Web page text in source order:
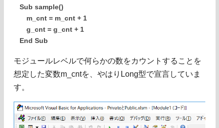
Sub sample()
m_cnt = m_cnt + 1
g_cnt = g_cnt + 1
End Sub
モジュールレベルで何らかの数をカウントすることを
想定した変数m_cntを、やはりLong型で宣言していま
す。